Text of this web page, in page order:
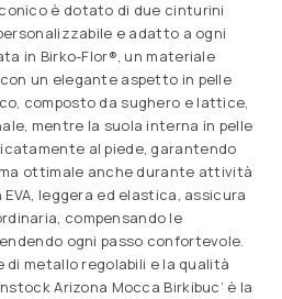
è dotato di due cinturini
e adatto a ogni
in Birko-Flor®, un materiale
un elegante aspetto in pelle
composto da sughero e lattice,
mentre la suola interna in pelle
al piede, garantendo
ottimale anche durante attività
leggera ed elastica, assicura
compensando le
ogni passo confortevole.
di metallo regolabili e la qualità
Arizona Mocca Birkibuc’ è la